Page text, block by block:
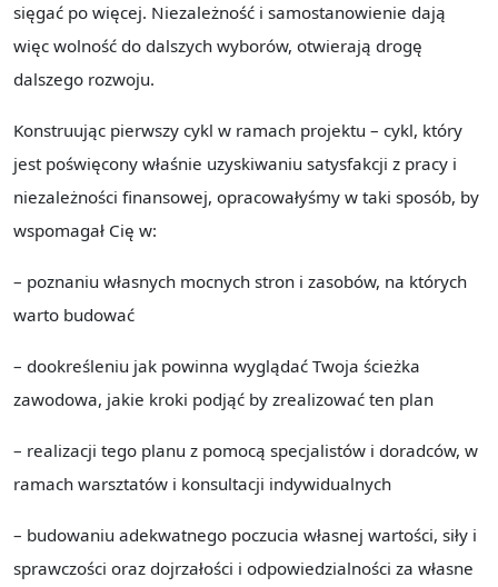
sięgać po więcej. Niezależność i samostanowienie dają
więc wolność do dalszych wyborów, otwierają drogę
dalszego rozwoju.
Konstruując pierwszy cykl w ramach projektu – cykl, który
jest poświęcony właśnie uzyskiwaniu satysfakcji z pracy i
niezależności finansowej, opracowałyśmy w taki sposób, by
wspomagał Cię w:
– poznaniu własnych mocnych stron i zasobów, na których
warto budować
– dookreśleniu jak powinna wyglądać Twoja ścieżka
zawodowa, jakie kroki podjąć by zrealizować ten plan
– realizacji tego planu z pomocą specjalistów i doradców, w
ramach warsztatów i konsultacji indywidualnych
– budowaniu adekwatnego poczucia własnej wartości, siły i
sprawczości oraz dojrzałości i odpowiedzialności za własne